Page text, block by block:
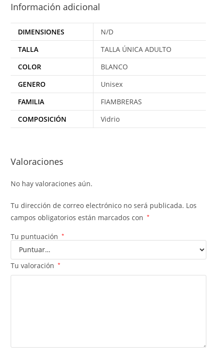
Información adicional
DIMENSIONES
N/D
TALLA
TALLA ÚNICA ADULTO
COLOR
BLANCO
GENERO
Unisex
FAMILIA
FIAMBRERAS
COMPOSICIÓN
Vidrio
Valoraciones
No hay valoraciones aún.
Tu dirección de correo electrónico no será publicada. Los
campos obligatorios están marcados con
*
Tu puntuación *
Tu valoración *